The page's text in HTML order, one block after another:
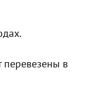
перевезены в